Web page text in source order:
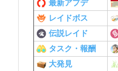
最新アプデ
レイドボス
伝説レイド
タスク・報酬
大発見